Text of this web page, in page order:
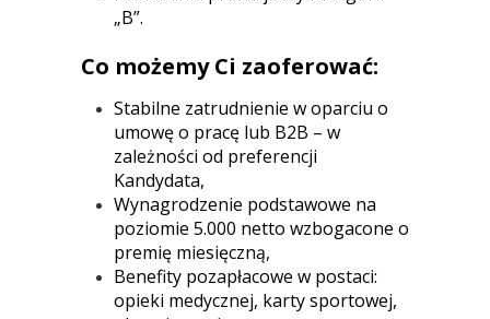
„B”.
Co możemy Ci zaoferować:
Stabilne zatrudnienie w oparciu o
umowę o pracę lub B2B – w
zależności od preferencji
Kandydata,
Wynagrodzenie podstawowe na
poziomie 5.000 netto wzbogacone o
premię miesięczną,
Benefity pozapłacowe w postaci:
opieki medycznej, karty sportowej,